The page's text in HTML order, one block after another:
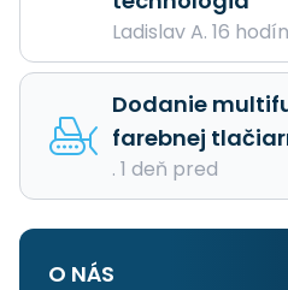
Ladislav A. 16
Dodanie
farebnej
. 1 deň pred
O NÁS